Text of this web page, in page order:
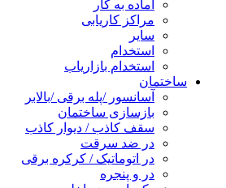
آماده به کار
مراکز کاریابی
سایر
استخدام
استخدام بازاریاب
ساختمان
آسانسور /پله برقی /بالابر
بازسازی ساختمان
سقف کاذب / دیوار کاذب
در ضد سرقت
در اتوماتیک / کرکره برقی
در و پنجره